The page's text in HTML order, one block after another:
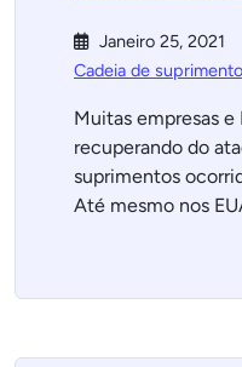
Janeiro 25, 2021
Cadeia de
Muitas empresas e
recuperando do
suprimentos
Até mesmo nos